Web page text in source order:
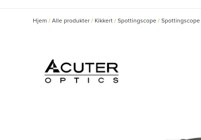
Hjem /Alle produkter / Kikkert /Spottingscope /Spottingscope